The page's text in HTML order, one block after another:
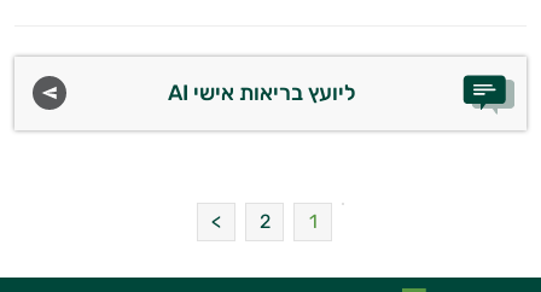
ליועץ בריאות אישי AI
1
2